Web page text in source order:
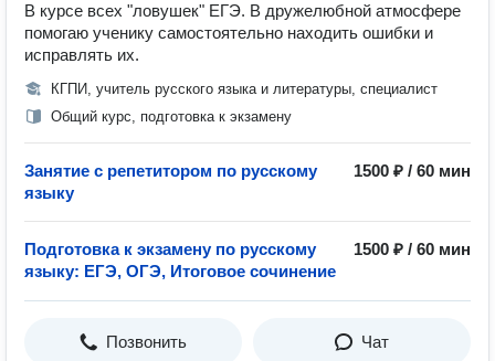
В курсе всех "ловушек" ЕГЭ. В дружелюбной атмосфере
помогаю ученику самостоятельно находить ошибки и
исправлять их.
КГПИ, учитель русского языка и литературы, специалист
Общий курс, подготовка к экзамену
Занятие с репетитором по русскому
языку
1500 ₽ / 60 мин
Подготовка к экзамену по русскому
языку: ЕГЭ, ОГЭ, Итоговое сочинение
1500 ₽ / 60 мин
Позвонить Чат